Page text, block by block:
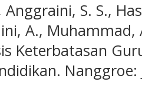
S. S.,
A.,
Keterbatasan